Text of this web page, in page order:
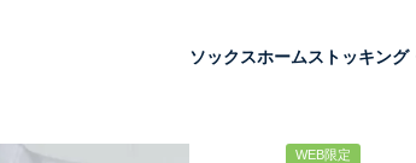
ソックスホームストッキング
WEB限定